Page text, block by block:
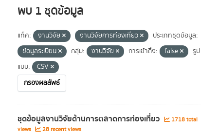
พบ 1 ชุดข้อมูล
แท็ค: งานวิจัย งานวิจัยการท่องเที่ยว
ประเภทชุดข้อมูล:
ข้อมูลระเบียน
กลุ่ม: งานวิจัย การเข้าถึง: false
รูป
แบบ:
CSV
กรองผลลัพธ์
ชุดข้อมูลงานวิจัยด้านการตลาดการท่องเที่ยว
1718 total
views
28 recent views